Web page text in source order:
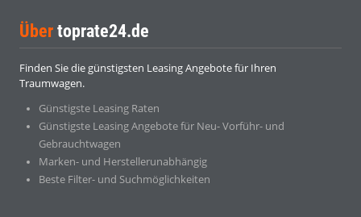
Über toprate24.de
Finden Sie die günstigsten Leasing Angebote für Ihren
Traumwagen.
Günstigste Leasing Raten
Günstigste Leasing Angebote für Neu- Vorführ- und
Gebrauchtwagen
Marken- und Herstellerunabhängig
Beste Filter- und Suchmöglichkeiten